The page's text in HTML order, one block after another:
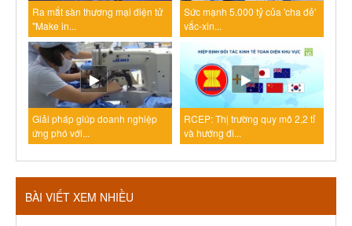
Ra mắt sàn thương mại điện tử
"Make in...
Sức mạnh 5.000 tỷ của 'cha đẻ'
vắc-xin...
Giải pháp giúp doanh nghiệp
ứng phó với...
RCEP: Thị trường quy mô 2,2 tỉ
và hướng đi...
BÀI VIẾT XEM NHIỀU